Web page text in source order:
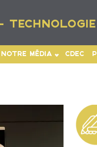
TECHNOLOGIE
NOTRE MÉDIA CDEC